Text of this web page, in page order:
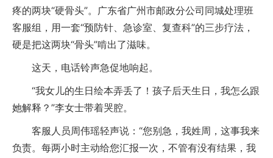
疼的两块“硬骨头”。广东省广州市邮政分公司同城处理班
客服组，用一套“预防针、急诊室、复查科”的三步疗法，
硬是把这两块“骨头”啃出了滋味。
这天，电话铃声急促地响起。
“我女儿的生日绘本弄丢了！孩子后天生日，我怎么跟
她解释？”李女士带着哭腔。
客服人员周伟瑶轻声说：“您别急，我姓周，这事我来
负责。每两小时主动给您汇报一次，不管有没有结果，我